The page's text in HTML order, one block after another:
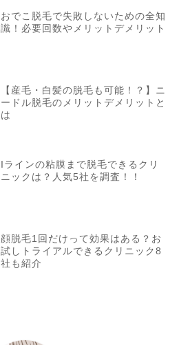
おでこ脱毛で失敗しないための全知
識！必要回数やメリットデメリット
【産毛・白髪の脱毛も可能！？】ニ
ードル脱毛のメリットデメリットと
は
Iラインの粘膜まで脱毛できるクリ
ニックは？人気5社を調査！！
顔脱毛1回だけって効果はある？お
試しトライアルできるクリニック8
社も紹介